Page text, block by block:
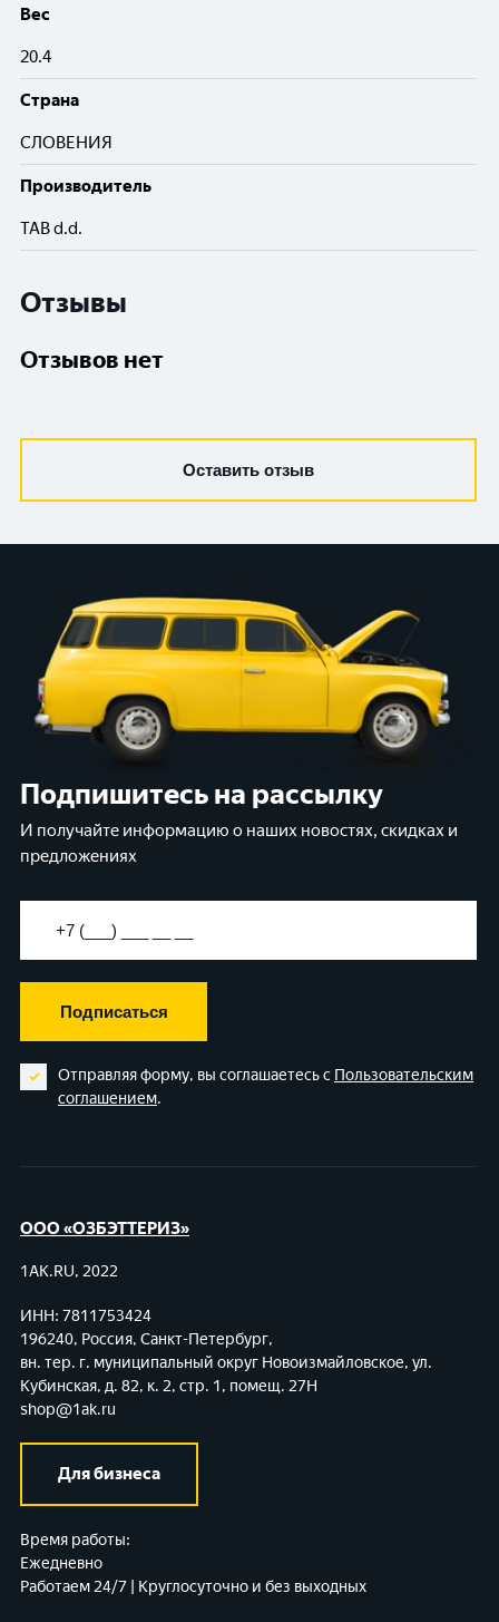
Вес
20.4
Cтрана
СЛОВЕНИЯ
Производитель
TAB d.d.
Отзывы
Отзывов нет
Оставить отзыв
Подпишитесь на рассылку
И получайте информацию о наших новостях, скидках и
предложениях
Подписаться
Отправляя форму, вы соглашаетесь с Пользовательским
соглашением.
ООО «ОЗБЭТТЕРИЗ»
1AK.RU, 2022
ИНН: 7811753424
196240, Россия, Санкт-Петербург,
вн. тер. г. муниципальный округ Новоизмайловское, ул.
Кубинская, д. 82, к. 2, стр. 1, помещ. 27Н
shop@1ak.ru
Для бизнеса
Время работы:
Ежедневно
Работаем 24/7 | Круглосуточно и без выходных